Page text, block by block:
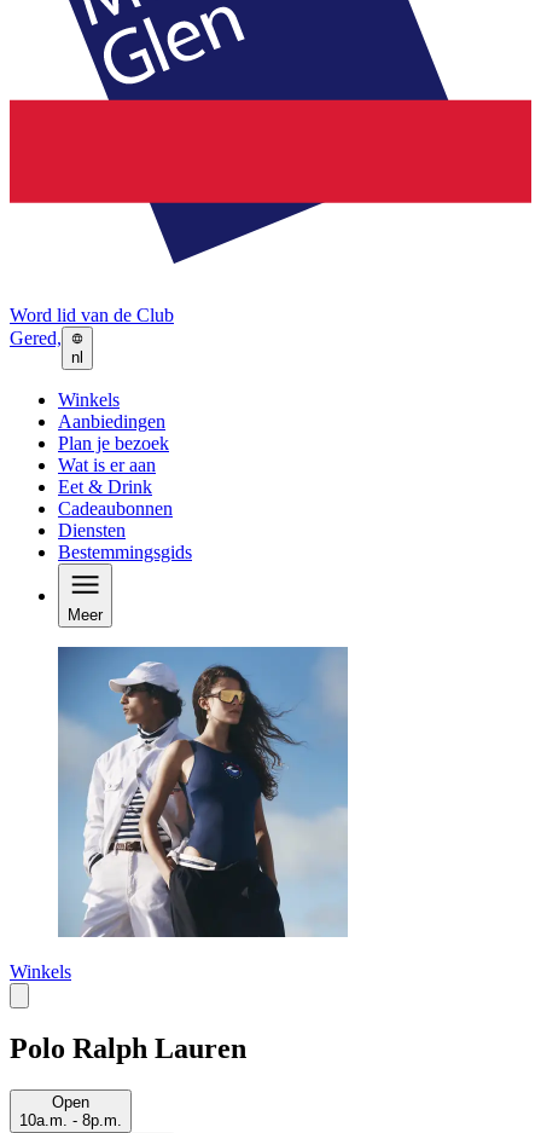
Word lid van de Club
Gered,
nl
Winkels
Aanbiedingen
Plan je bezoek
Wat is er aan
Eet & Drink
Cadeaubonnen
Diensten
Bestemmingsgids
Meer
Winkels
Polo Ralph Lauren
Open
10a.m. - 8p.m.